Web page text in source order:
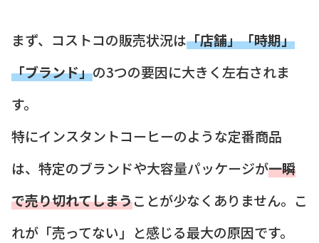
まず、コストコの販売状況は「店舗」「時期」
「ブランド」の3つの要因に大きく左右されま
す。
特にインスタントコーヒーのような定番商品
は、特定のブランドや大容量パッケージが一瞬
で売り切れてしまうことが少なくありません。こ
れが「売ってない」と感じる最大の原因です。